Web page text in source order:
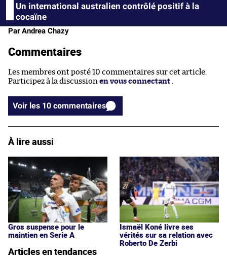
Un international australien contrôlé positif à la
cocaïne
Par Andrea Chazy
Commentaires
Les membres ont posté 10 commentaires sur cet article.
Participez à la discussion en vous connectant
Voir les 10 commentaires
À lire aussi
Gros suspense pour le
maintien en Serie A
Ismaël Koné livre ses
vérités sur sa relation avec
Roberto De Zerbi
Articles en tendances